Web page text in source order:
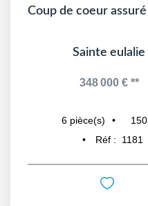
Sainte eulalie
348 000 €**
6 pièce(s) 150
Réf :
1181